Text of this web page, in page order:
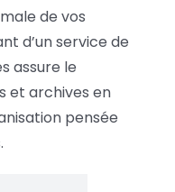
de vos
d’un service de
assure le
et archives en
pensée